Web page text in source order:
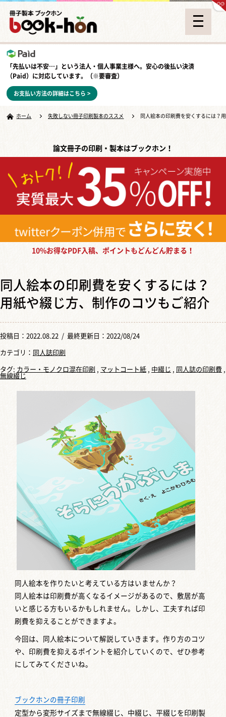
「先払いは不安…」という法人・個人事業主様へ。安心の後払い決済
（Paid） に対応しています。（※要審査）
お支払い方法の詳細はこちら >
ホーム 失敗しない冊子印刷製本のススメ 同人絵本の印刷費を安くするには？
論文冊子の印刷・製本はブックホン！
10%お得なPDF入稿、ポイントもどんどん貯まる！
同人絵本の印刷費を安くするには？
用紙や綴じ方、制作のコツもご紹介
投稿日： 2022.08.22 / 最終更新日：2022/08/24
カテゴリ： 同人誌印刷
タグ: カラー・モノクロ混在印刷 マットコート紙 中綴じ 同人誌の印刷費
無線綴じ
同人絵本を作りたいと考えている方はいませんか？
同人絵本は印刷費が高くなるイメージがあるので、敷居が高
いと感じる方もいるかもしれません。しかし、工夫すれば印
刷費を抑えることができますよ。
今回は、同人絵本について解説していきます。作り方のコツ
や、印刷費を抑えるポイントを紹介していくので、ぜひ参考
にしてみてくださいね。
ブックホンの冊子印刷
定型から変形サイズまで無線綴じ、中綴じ、平綴じを印刷製